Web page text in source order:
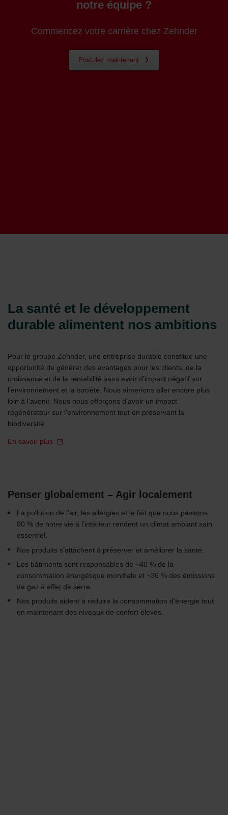
notre équipe ?
Commencez votre carrière chez Zehnder
Postulez maintenant
La santé et le développement
durable alimentent nos ambitions
Pour le groupe Zehnder, une entreprise durable constitue une
opportunité de générer des avantages pour les clients, de la
croissance et de la rentabilité sans avoir d’impact négatif sur
l’environnement et la société. Nous aimerions aller encore plus
loin à l’avenir. Nous nous efforçons d’avoir un impact
régénérateur sur l’environnement tout en préservant la
biodiversité.
En savoir plus
Penser globalement – Agir localement
La pollution de l’air, les allergies et le fait que nous passons
90 % de notre vie à l’intérieur rendent un climat ambiant sain
essentiel.
Nos produits s’attachent à préserver et améliorer la santé.
Les bâtiments sont responsables de ~40 % de la
consommation énergétique mondiale et ~36 % des émissions
de gaz à effet de serre.
Nos produits aident à réduire la consommation d’énergie tout
en maintenant des niveaux de confort élevés.